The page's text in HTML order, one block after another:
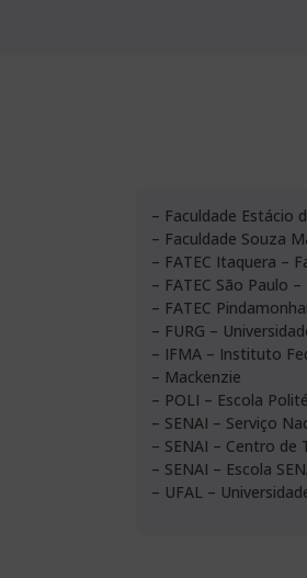
– Faculdade Estácio
– Faculdade Souza
– FATEC Itaquera –
– FATEC São Paulo
– FATEC
– FURG –
– IFMA – Instituto
– Mackenzie
– POLI – Escola
– SENAI – Serviço
– SENAI – Centro de
– SENAI – Escola
– UFAL –